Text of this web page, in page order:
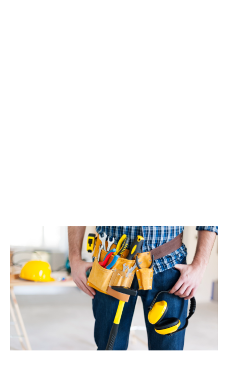
Service Bricoleur Multi services
Service : Multi service
Service Multi services